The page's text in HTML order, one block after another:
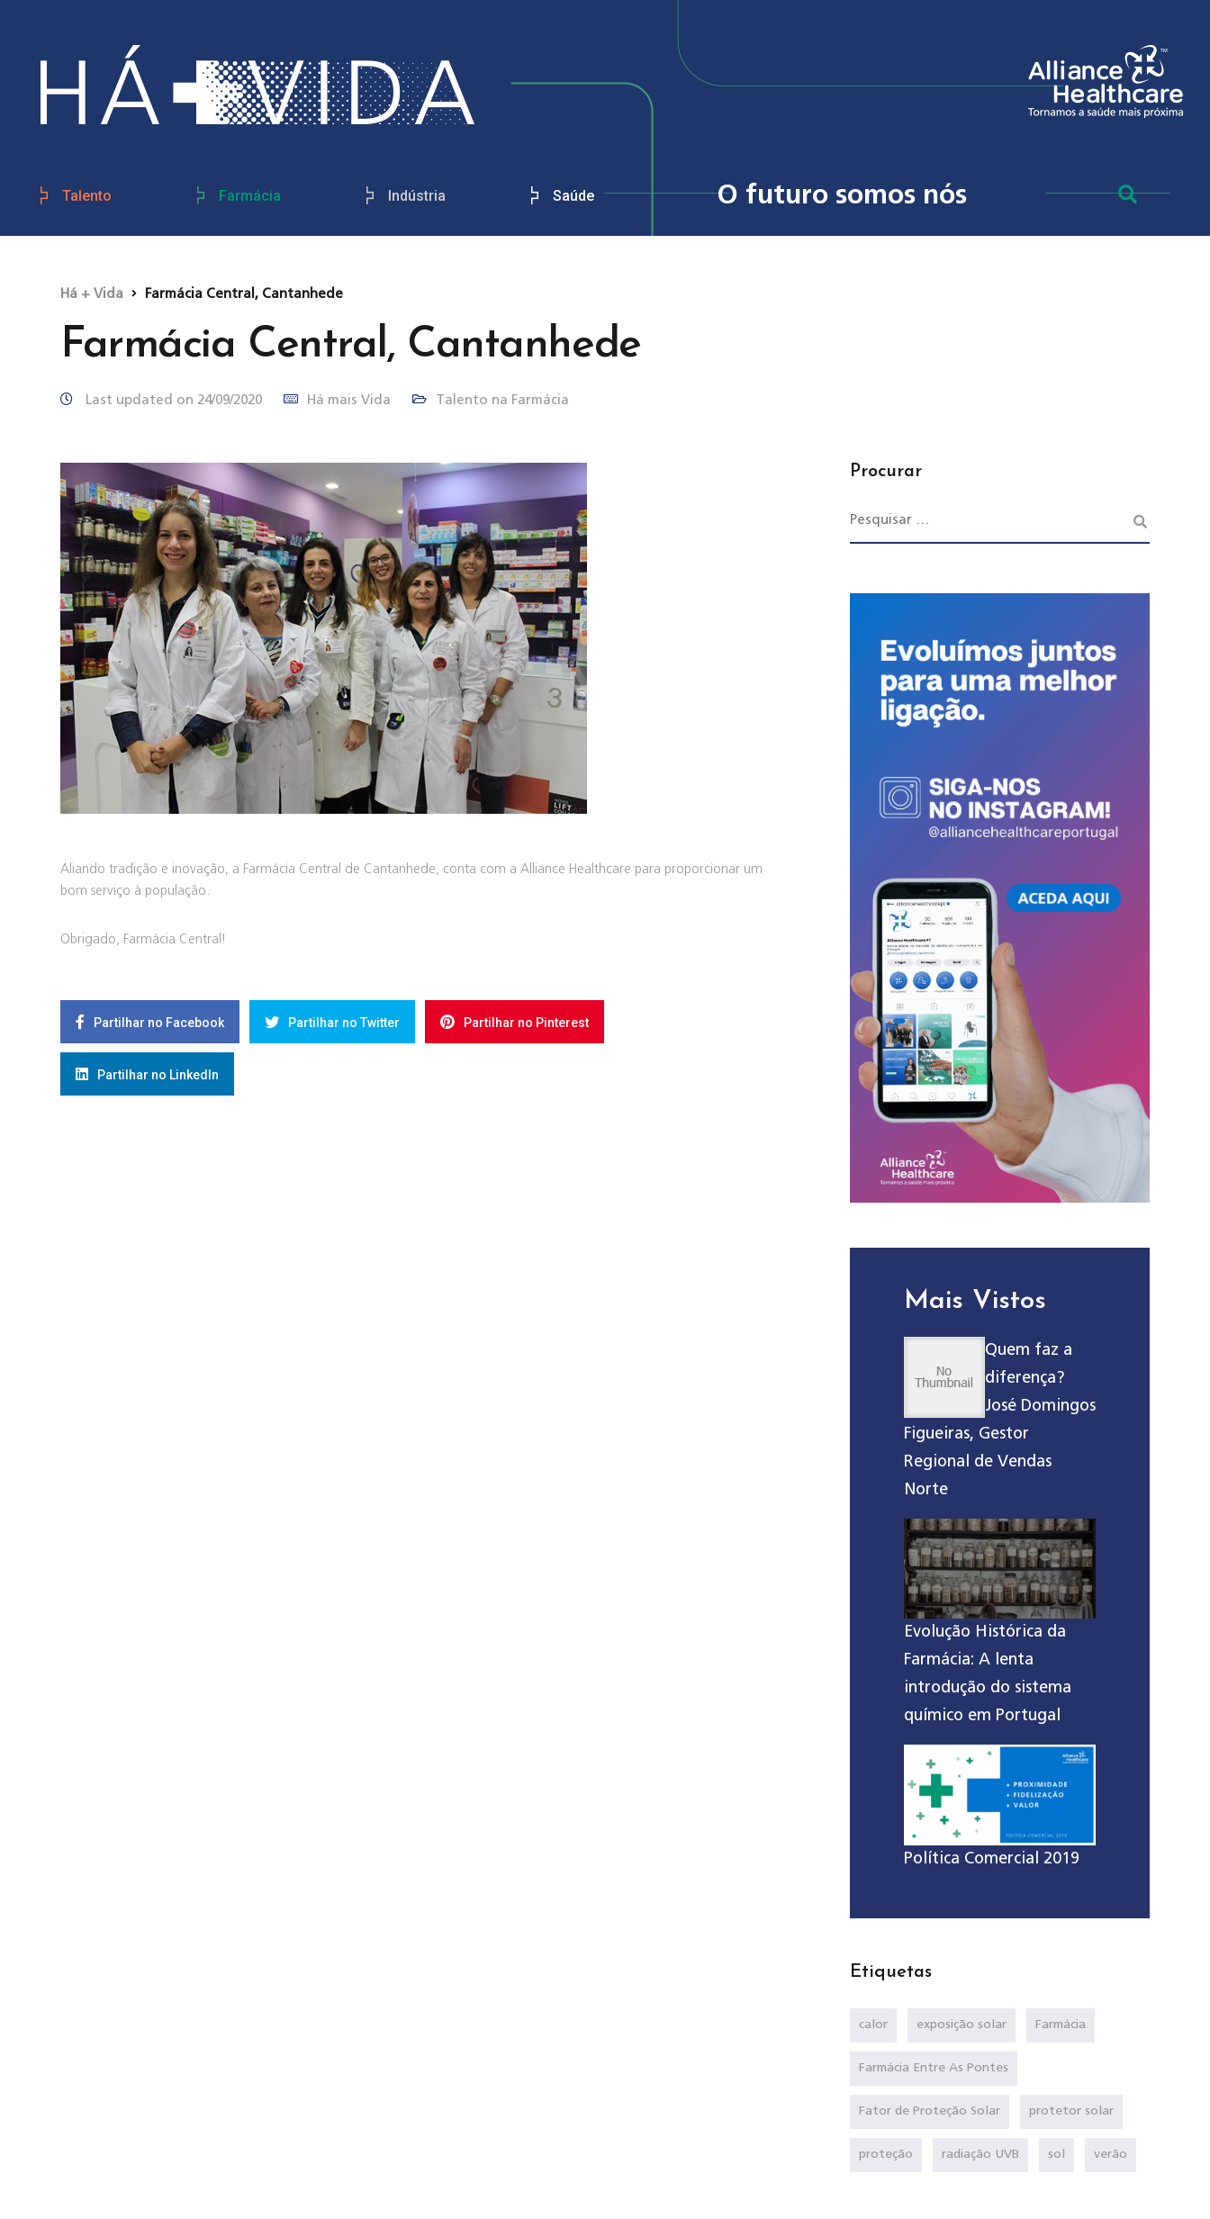
Talento Farmácia Indústria Saúde O futuro somos nós
Há + Vida Farmácia Central, Cantanhede
Farmácia Central, Cantanhede
Last updated on 24/09/2020 Há mais Vida Talento na Farmácia
Aliando tradição e inovação, a Farmácia Central de Cantanhede, conta com a Alliance Healthcare para proporcionar um
bom serviço à população.
Obrigado, Farmácia Central!
Partilhar no Facebook Partilhar no Twitter Partilhar no Pinterest
Partilhar no LinkedIn
Procurar
Mais Vistos
Quem faz a
diferença?
José Domingos
Figueiras, Gestor
Regional de Vendas
Norte
Evolução Histórica da
Farmácia: A lenta
introdução do sistema
químico em Portugal
Política Comercial 2019
Etiquetas
calor exposição solar Farmácia
Farmácia Entre As Pontes
Fator de Proteção Solar protetor solar
proteção radiação UVB sol verão